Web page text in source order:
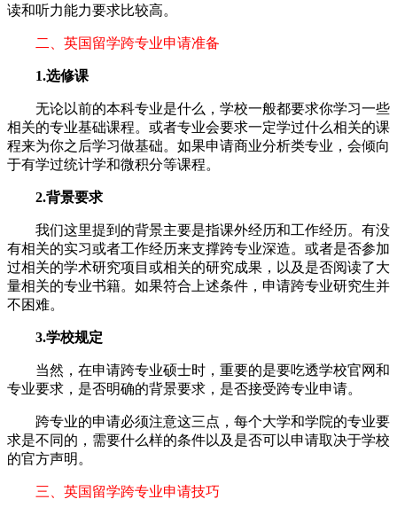
读和听力能力要求比较高。
二、英国留学跨专业申请准备
1.选修课
无论以前的本科专业是什么，学校一般都要求你学习一些
相关的专业基础课程。或者专业会要求一定学过什么相关的课
程来为你之后学习做基础。如果申请商业分析类专业，会倾向
于有学过统计学和微积分等课程。
2.背景要求
我们这里提到的背景主要是指课外经历和工作经历。有没
有相关的实习或者工作经历来支撑跨专业深造。或者是否参加
过相关的学术研究项目或相关的研究成果，以及是否阅读了大
量相关的专业书籍。如果符合上述条件，申请跨专业研究生并
不困难。
3.学校规定
当然，在申请跨专业硕士时，重要的是要吃透学校官网和
专业要求，是否明确的背景要求，是否接受跨专业申请。
跨专业的申请必须注意这三点，每个大学和学院的专业要
求是不同的，需要什么样的条件以及是否可以申请取决于学校
的官方声明。
三、英国留学跨专业申请技巧